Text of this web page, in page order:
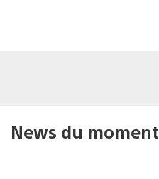
News du moment